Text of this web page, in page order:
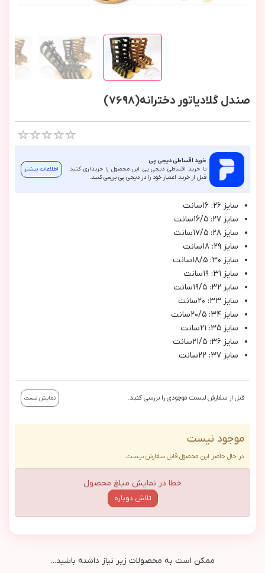
صندل گلادیاتور دخترانه(7698)
خرید اقساطی دیجی پی
با خرید اقساطی دیجی پی این محصول را خریداری کنید.
قبل از خرید اعتبار خود را در دیجی پی بررسی کنید.
اطلاعات بیشتر
سايز ٢٦: ١٦سانت
سايز ٢٧: ١٦/٥سانت
سايز ٢٨: ١٧/٥سانت
سايز ٢٩: ١٨سانت
سايز ٣٠: ١٨/٥سانت
سايز ٣١: ١٩سانت
سايز ٣٢: ١٩/٥سانت
سايز ٣٣: ٢٠سانت
سايز ٣٤: ٢٠/٥سانت
سايز ٣٥: ٢١سانت
سايز ٣٦: ٢١/٥سانت
سايز ٣٧: ٢٢سانت
قبل از سفارش لیست موجودی را بررسی کنید. نمایش لیست
موجود نیست
در حال حاضر این محصول قابل سفارش نیست.
خطا در نمایش مبلغ محصول
تلاش دوباره
ممکن است به محصولات زیر نیاز داشته باشید...